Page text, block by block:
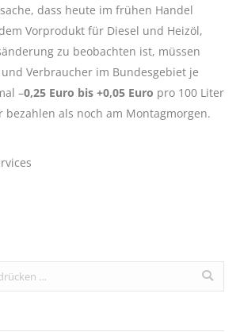
dass heute im frühen Handel
Vorprodukt für Diesel und Heizöl,
zu beobachten ist, müssen
Verbraucher im Bundesgebiet je
–0,25 Euro bis +0,05 Euro pro 100 Liter
bezahlen als noch am Montagmorgen.